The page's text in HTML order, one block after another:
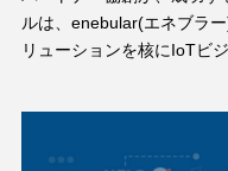
ルは、enebular(エネブラ
リューションを核にIoTビ
ネスの最大化のため、本
ノロジーが必要で、どう